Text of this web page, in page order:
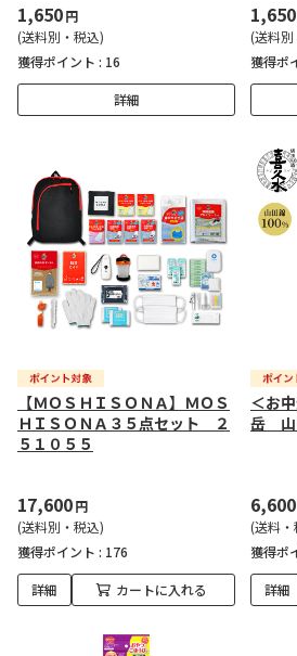
1,650円
(送料別・税込)
獲得ポイント : 16
詳細
1,650
(送料
獲得ポ
【ＭＯＳＨＩＳＯＮＡ】ＭＯＳ
ＨＩＳＯＮＡ３５点セット ２
５１０５５
17,600円
(送料別・税込)
獲得ポイント : 176
詳細 カートに入れる
＜お
岳 山
6,600
(送料・
獲得ポ
詳細